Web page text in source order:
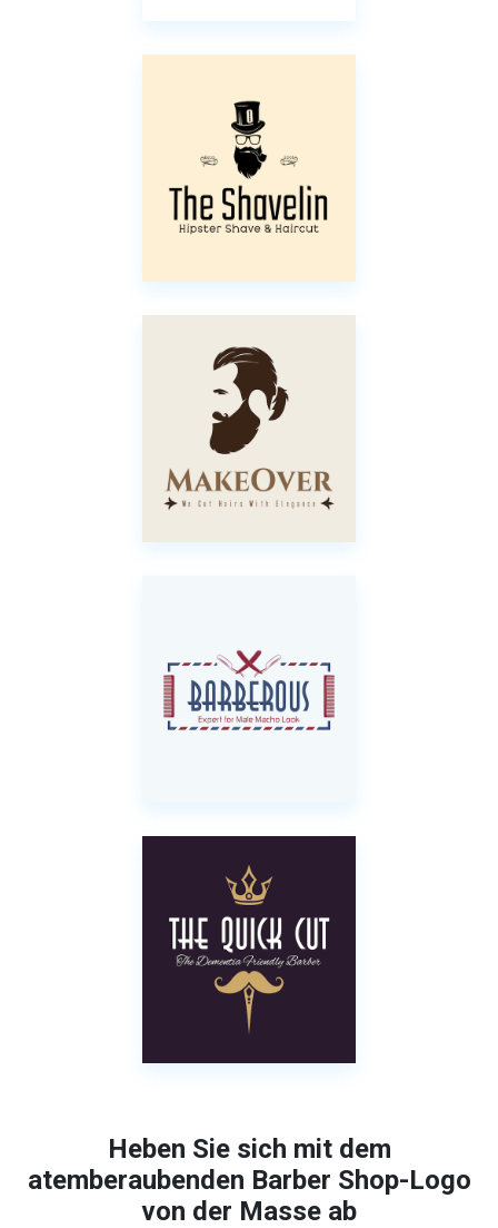
Heben Sie sich mit dem
atemberaubenden Barber Shop-Logo
von der Masse ab